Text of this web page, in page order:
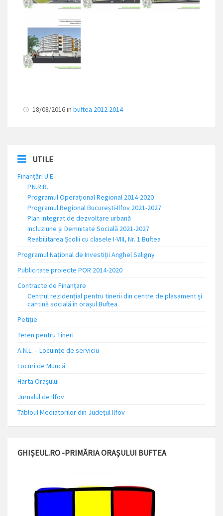
18/08/2016in buftea 2012 2014
UTILE
Finanțări U.E.
P.N.R.R.
Programul Operațional Regional 2014-2020
Programul Regional București-Ilfov 2021-2027
Plan integrat de dezvoltare urbană
Incluziune și Demnitate Socială 2021-2027
Reabilitarea Școlii cu clasele I-VIII, Nr. 1 Buftea
Programul Național de Investiții Anghel Saligny
Publicitate proiecte POR 2014-2020
Contracte de Finanțare
Centrul rezidențial pentru tinerii din centre de plasament și
cantină socială în orașul Buftea
Petiție
Teren pentru Tineri
A.N.L. – Locuinţe de serviciu
Locuri de Muncă
Harta Orașului
Jurnalul de Ilfov
Tabloul Mediatorilor din Județul Ilfov
GHIȘEUL.RO -PRIMĂRIA ORAȘULUI BUFTEA